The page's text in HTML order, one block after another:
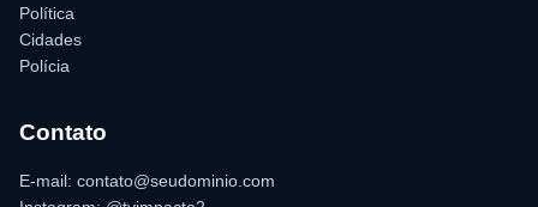
Política
Cidades
Polícia
Contato
E-mail: contato@seudominio.com